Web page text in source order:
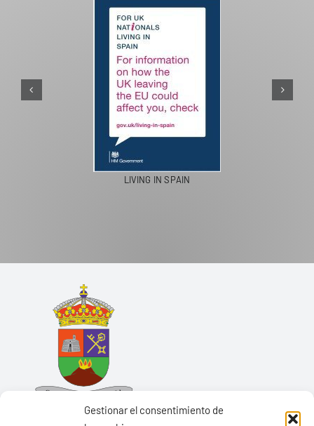
Gestionar el consentimiento de
LIVING IN SPAIN